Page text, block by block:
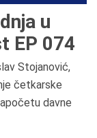
u
EP 074
Stojanović,
četkarske
davne